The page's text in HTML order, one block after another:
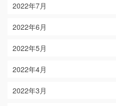
2022年7月
2022年6月
2022年5月
2022年4月
2022年3月